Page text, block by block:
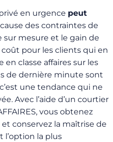
en urgence peut
des contraintes de
sur mesure et le gain de
pour les clients qui en
en classe affaires sur les
de dernière minute sont
une tendance qui ne
Avec l’aide d’un courtier
vous obtenez
conservez la maîtrise de
l’option la plus